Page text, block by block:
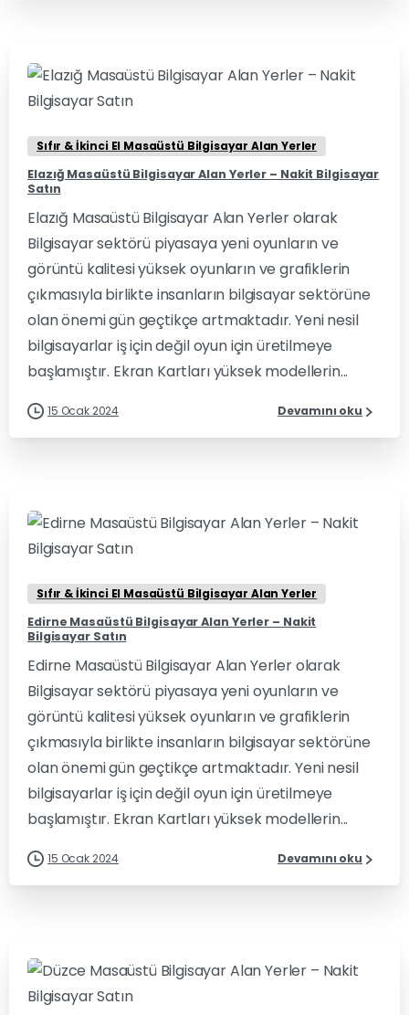
0 0
Sıfır & İkinci El Masaüstü Bilgisayar Alan Yerler
Elazığ Masaüstü Bilgisayar Alan Yerler – Nakit Bilgisayar
Satın
Elazığ Masaüstü Bilgisayar Alan Yerler olarak
Bilgisayar sektörü piyasaya yeni oyunların ve
görüntü kalitesi yüksek oyunların ve grafiklerin
çıkmasıyla birlikte insanların bilgisayar sektörüne
olan önemi gün geçtikçe artmaktadır. Yeni nesil
bilgisayarlar iş için değil oyun için üretilmeye
başlamıştır. Ekran Kartları yüksek modellerin...
15 Ocak 2024 Devamını oku
0 0
Sıfır & İkinci El Masaüstü Bilgisayar Alan Yerler
Edirne Masaüstü Bilgisayar Alan Yerler – Nakit
Bilgisayar Satın
Edirne Masaüstü Bilgisayar Alan Yerler olarak
Bilgisayar sektörü piyasaya yeni oyunların ve
görüntü kalitesi yüksek oyunların ve grafiklerin
çıkmasıyla birlikte insanların bilgisayar sektörüne
olan önemi gün geçtikçe artmaktadır. Yeni nesil
bilgisayarlar iş için değil oyun için üretilmeye
başlamıştır. Ekran Kartları yüksek modellerin...
15 Ocak 2024 Devamını oku
0 0